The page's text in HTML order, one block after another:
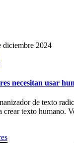
diciembre 2024
necesitan usar
de texto
crear texto humano.